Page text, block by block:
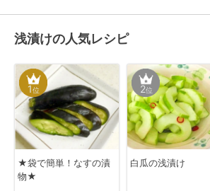
浅漬けの人気レシピ
1位
★袋で簡単！なすの漬
物★
2位
白瓜の浅漬け